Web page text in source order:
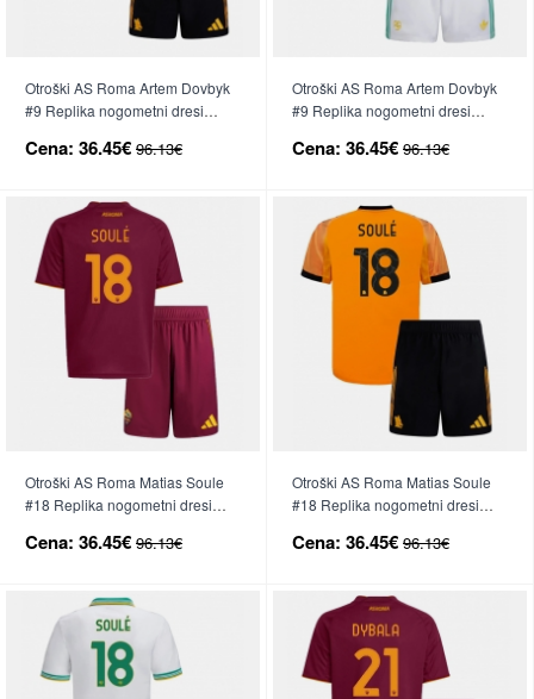
Otroški AS Roma Artem Dovbyk
#9 Replika nogometni dresi
Kratek Rokav (+ hlače)
Cena: 36.45€ 96.13€
Otroški AS Roma Artem Dovbyk
#9 Replika nogometni dresi
Rokav (+ hlače)
Cena: 36.45€ 96.13€
Otroški AS Roma Matias Soule
#18 Replika nogometni dresi
Rokav (+ hlače)
Cena: 36.45€ 96.13€
Otroški AS Roma Matias Soule
#18 Replika nogometni dresi
Kratek Rokav (+ hlače)
Cena: 36.45€ 96.13€